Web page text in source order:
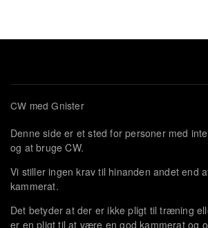
CW med Gnister
Denne side er et sted for personer med
og at bruge CW.
Vi stiller ingen krav til hinanden andet end
kammerat.
Det betyder at der er ikke pligt til træning
er en pligt til at være en god kammerat og